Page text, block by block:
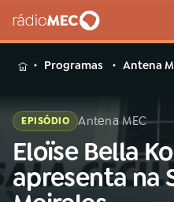
MENU
Buscar
na
Rádio
Programas Antena
EPISÓDIO Antena MEC
Eloïse Bella
apresenta na